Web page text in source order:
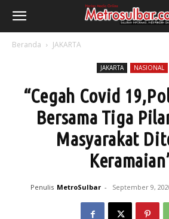
Beranda JAKARTA
JAKARTA NASIONAL
“Cegah Covid
Bersama Tiga
Masyarakat
Penulis MetroSulbar - September 9,